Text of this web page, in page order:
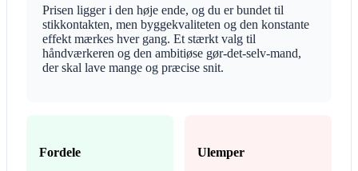
Prisen ligger i den høje ende, og du er bundet til
stikkontakten, men byggekvaliteten og den konstante
effekt mærkes hver gang. Et stærkt valg til
håndværkeren og den ambitiøse gør-det-selv-mand,
der skal lave mange og præcise snit.
Fordele Ulemper